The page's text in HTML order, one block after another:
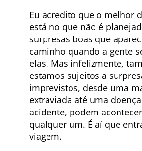
Eu acredito que o melhor
está no que não é
surpresas boas que
caminho quando a gente
elas. Mas infelizmente,
estamos sujeitos a
imprevistos, desde uma
extraviada até uma
acidente, podem
qualquer um. É aí que
viagem.